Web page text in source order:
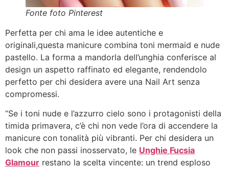
Fonte foto Pinterest
Perfetta per chi ama le idee autentiche e
originali,questa manicure combina toni mermaid e nude
pastello. La forma a mandorla dell’unghia conferisce al
design un aspetto raffinato ed elegante, rendendolo
perfetto per chi desidera avere una Nail Art senza
compromessi.
“Se i toni nude e l’azzurro cielo sono i protagonisti della
timida primavera, c’è chi non vede l’ora di accendere la
manicure con tonalità più vibranti. Per chi desidera un
look che non passi inosservato, le Unghie Fucsia
Glamour restano la scelta vincente: un trend esploso